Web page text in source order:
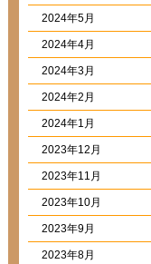
2024年5月
2024年4月
2024年3月
2024年2月
2024年1月
2023年12月
2023年11月
2023年10月
2023年9月
2023年8月